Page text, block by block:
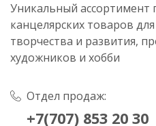
Уникальный ассортимент
канцелярских товаров
творчества и развития,
художников и хобби
Отдел продаж:
+7(707) 853 20 30